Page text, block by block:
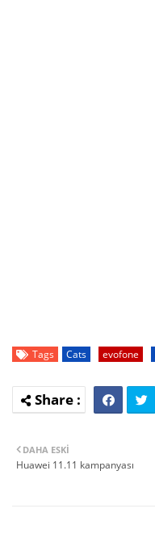
Tags Cats evofone
DAHA ESKI
Huawei 11.11 kampanyası